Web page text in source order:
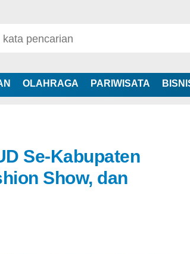
OLAHRAGA PARIWISATA
Se-Kabupaten
Show, dan